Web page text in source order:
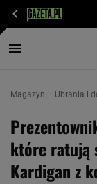
Magazyn Ubrania i
które ratują
Kardigan z